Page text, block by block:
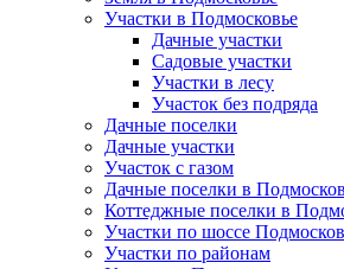
Участки в Подмосковье
Дачные участки
Садовые участки
Участки в лесу
Участок без подряда
Дачные поселки
Дачные участки
Участок с газом
Дачные поселки в
Коттеджные поселки в
Участки по шоссе
Участки по районам